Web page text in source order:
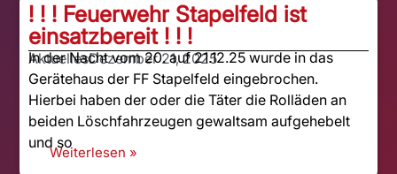
! ! ! Feuerwehr Stapelfeld ist
einsatzbereit ! ! !
AktuellesDezember 21, 2025
In der Nacht vom 20. auf 21.12.25 wurde in das
Gerätehaus der FF Stapelfeld eingebrochen.
Hierbei haben der oder die Täter die Rolläden an
beiden Löschfahrzeugen gewaltsam aufgehebelt
und so
Weiterlesen »